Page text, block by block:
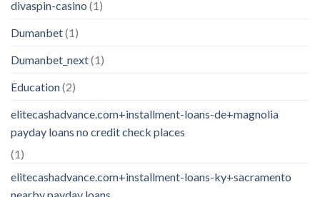
divaspin-casino (1)
Dumanbet(1)
Dumanbet_next(1)
Education(2)
elitecashadvance.com+installment-loans-de+magnolia
payday loans no credit check places
(1)
elitecashadvance.com+installment-loans-ky+sacramento